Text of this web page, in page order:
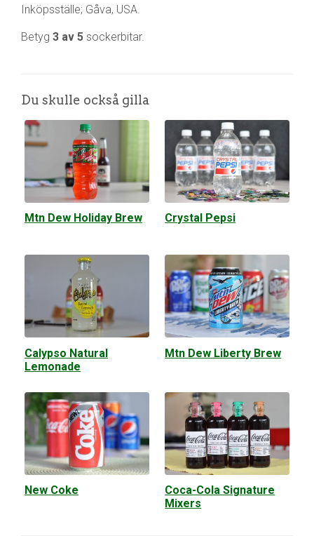
Inköpsställe; Gåva, USA.
Betyg 3 av 5 sockerbitar.
Du skulle också gilla
Mtn Dew Holiday Brew Crystal Pepsi
Calypso Natural
Lemonade
Mtn Dew Liberty Brew
New Coke
Coca-Cola Signature
Mixers